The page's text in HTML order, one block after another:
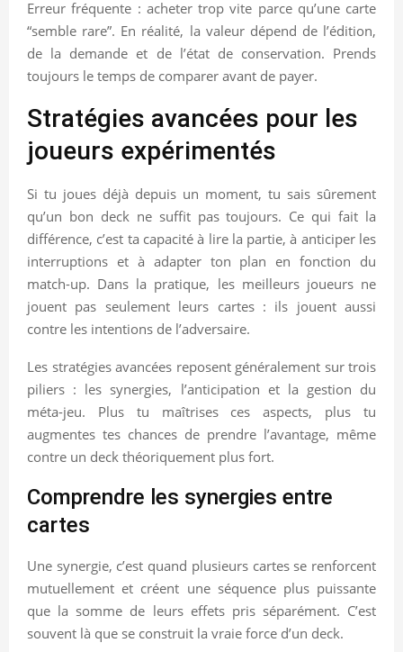
Erreur fréquente : acheter trop vite parce qu’une carte
“semble rare”. En réalité, la valeur dépend de l’édition,
de la demande et de l’état de conservation. Prends
toujours le temps de comparer avant de payer.
Stratégies avancées pour les
joueurs expérimentés
Si tu joues déjà depuis un moment, tu sais sûrement
qu’un bon deck ne suffit pas toujours. Ce qui fait la
différence, c’est ta capacité à lire la partie, à anticiper les
interruptions et à adapter ton plan en fonction du
match-up. Dans la pratique, les meilleurs joueurs ne
jouent pas seulement leurs cartes : ils jouent aussi
contre les intentions de l’adversaire.
Les stratégies avancées reposent généralement sur trois
piliers : les synergies, l’anticipation et la gestion du
méta-jeu. Plus tu maîtrises ces aspects, plus tu
augmentes tes chances de prendre l’avantage, même
contre un deck théoriquement plus fort.
Comprendre les synergies entre
cartes
Une synergie, c’est quand plusieurs cartes se renforcent
mutuellement et créent une séquence plus puissante
que la somme de leurs effets pris séparément. C’est
souvent là que se construit la vraie force d’un deck.